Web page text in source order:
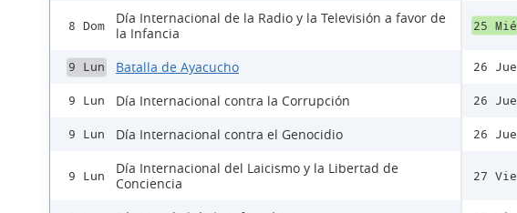
8 Dom
Día Internacional de la Radio y la Televisión a favor de
la Infancia
9 Lun Batalla de Ayacucho
9 Lun Día Internacional contra la Corrupción
9 Lun Día Internacional contra el Genocidio
9 Lun
Día Internacional del Laicismo y la Libertad de
Conciencia
25 Mié
26 Jue
26 Jue
26 Jue
27 Vie